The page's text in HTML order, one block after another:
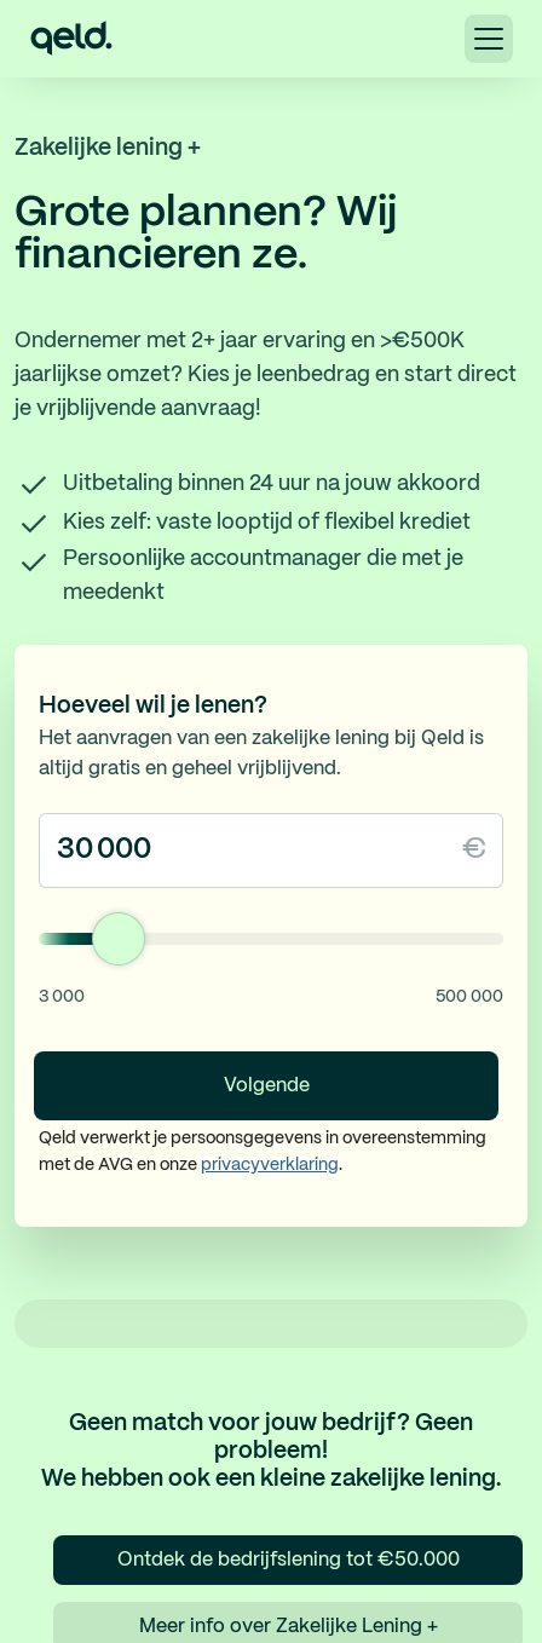
Zakelijke lening +
Grote plannen? Wij
financieren ze.
Ondernemer met 2+ jaar ervaring en >€500K
jaarlijkse omzet? Kies je leenbedrag en start direct
je vrijblijvende aanvraag!
Uitbetaling binnen 24 uur na jouw akkoord
Kies zelf: vaste looptijd of flexibel krediet
Persoonlijke accountmanager die met je
meedenkt
Hoeveel wil je lenen?
Het aanvragen van een zakelijke lening bij Qeld is
altijd gratis en geheel vrijblijvend.
€
3 000 500 000
Volgende
Qeld verwerkt je persoonsgegevens in overeenstemming
met de AVG en onze privacyverklaring.
Geen match voor jouw bedrijf? Geen
probleem!
We hebben ook een kleine zakelijke lening.
Ontdek de bedrijfslening tot €50.000
Meer info over Zakelijke Lening +